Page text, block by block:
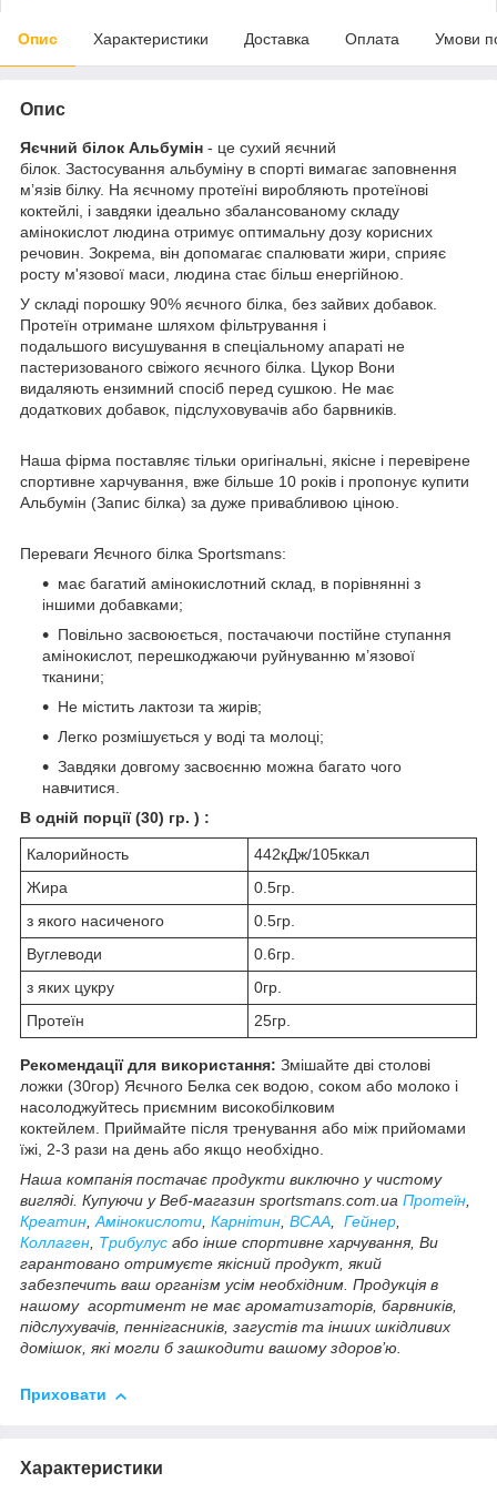
Опис Характеристики Доставка Оплата Умови
Опис
Яєчний білок Альбумін - це сухий яєчний
білок. Застосування альбуміну в спорті вимагає заповнення
м’язів білку. На яєчному протеїні виробляють протеїнові
коктейлі, і завдяки ідеально збалансованому складу
амінокислот людина отримує оптимальну дозу корисних
речовин. Зокрема, він допомагає спалювати жири, сприяє
росту м'язової маси, людина стає більш енергійною.
У складі порошку 90% яєчного білка, без зайвих добавок.
Протеїн отримане шляхом фільтрування і
подальшого висушування в спеціальному апараті не
пастеризованого свіжого яєчного білка. Цукор Вони
видаляють ензимний спосіб перед сушкою. Не має
додаткових добавок, підслуховувачів або барвників.
Наша фірма поставляє тільки оригінальні, якісне і перевірене
спортивне харчування, вже більше 10 років і пропонує купити
Альбумін (Запис білка) за дуже привабливою ціною.
Переваги Яєчного білка Sportsmans:
має багатий амінокислотний склад, в порівнянні з
іншими добавками;
Повільно засвоюється, постачаючи постійне ступання
амінокислот, перешкоджаючи руйнуванню м’язової
тканини;
Не містить лактози та жирів;
Легко розмішується у воді та молоці;
Завдяки довгому засвоєнню можна багато чого
навчитися.
В одній порції (30) гр. ) :
Калорийность
442кДж/105ккал
Жира
0.5гр.
з якого насиченого
0.5гр.
Вуглеводи
0.6гр.
з яких цукру
0гр.
Протеїн
25гр.
Рекомендації для використання: Змішайте дві столові
ложки (30гор) Яєчного Белка сек водою, соком або молоко і
насолоджуйтесь приємним високобілковим
коктейлем. Приймайте після тренування або між прийомами
їжі, 2-3 рази на день або якщо необхідно.
Наша компанія постачає продукти виключно у чистому
вигляді. Купуючи у Веб-магазин sportsmans.com.ua Протеїн,
Креатин,Амінокислоти, Карнітин, BCAA, Гейнер,
Коллаген, Трибулус або інше спортивне харчування, Ви
гарантовано отримуєте якісний продукт, який
забезпечить ваш організм усім необхідним. Продукція в
нашому асортимент не має ароматизаторів, барвників,
підслухувачів, пеннігасників, загустів та інших шкідливих
домішок, які могли б зашкодити вашому здоров’ю.
Приховати
Характеристики